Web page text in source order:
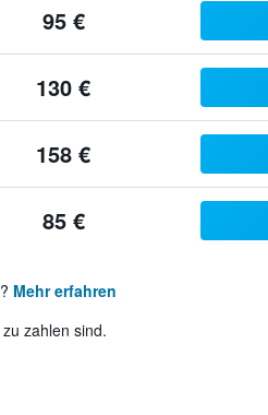
95 €
130 €
158 €
85 €
Mehr erfahren
zahlen sind.